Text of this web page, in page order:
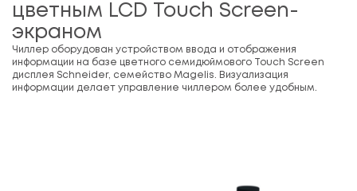
цветным LCD Touch Screen-
экраном
Чиллер оборудован устройством ввода и отображения
информации на базе цветного семидюймового Touch Screen
дисплея Schneider, семейство Magelis. Визуализация
информации делает управление чиллером более удобным.